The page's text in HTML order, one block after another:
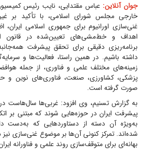
جوان آنلاین: عباس مقتدایی، نایب رئیس
خارجی مجلس شورای اسلامی، با تأکید بر
غنی‌سازی اورانیوم برای جمهوری اسلامی
اهداف و خط‌مشی‌های تعیین‌شده در قانون
برنامه‌ریزی دقیقی برای تحقق پیشرفت
داشته باشیم. در همین راستا، فعالیت‌ها و
زمینه‌های مختلف علمی و فناوری، از جمله
پزشکی، کشاورزی، صنعت، فناوری‌های نوین و
صورت گرفته است.
به گزارش تسنیم، وی افزود: غربی‌ها سال‌هاست
پیشرفت ایران در حوزه‌هایی شوند که مبتنی بر
به‌ویژه آن دسته از دستاوردهایی که به‌دست
شده‌اند. تمرکز کنونی آن‌ها بر موضوع غنی‌سازی
بهانه‌ای برای متوقف‌سازی روند علمی و فناورانه